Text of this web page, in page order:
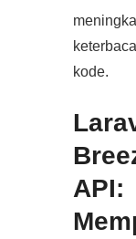
kode.
API: